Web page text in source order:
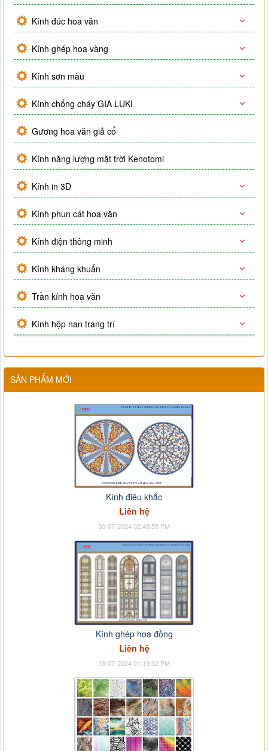
Kính đúc hoa văn
Kính ghép hoa vàng
Kính sơn màu
Kính chống cháy GIA LUKI
Gương hoa văn giả cổ
Kính năng lượng mặt trời Kenotomi
Kính in 3D
Kính phun cát hoa văn
Kính điện thông minh
Kính kháng khuẩn
Trần kính hoa văn
Kính hộp nan trang trí
SẢN PHẨM MỚI
Kính điêu khắc
Liên hệ
30-07-2024 02:49:59 PM
Kính ghép hoa đồng
Liên hệ
13-07-2024 01:19:32 PM